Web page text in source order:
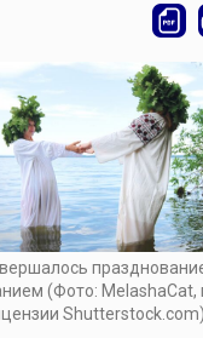
(Фото: MelashaCat,
Shutterstock.com)